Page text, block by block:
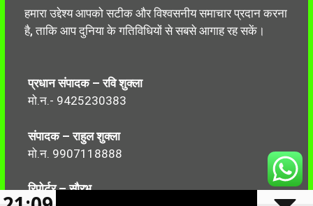
हमारा उद्देश्य आपको सटीक और विश्वसनीय समाचार प्रदान करना
है, ताकि आप दुनिया के गतिविधियों से सबसे आगाह रह सकें।
प्रधान संपादक – रवि शुक्ला
मो.न.- 9425230383
संपादक – राहुल शुक्ला
मो.न. 9907118888
रिपोर्टर – सौरभ